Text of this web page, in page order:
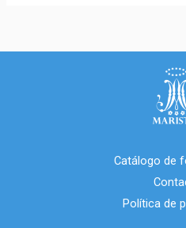
Catálogo de
Política de